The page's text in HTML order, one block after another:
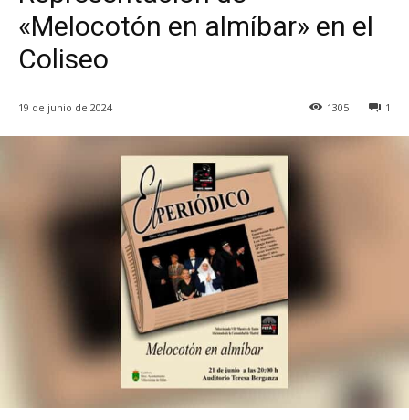
«Melocotón en almíbar» en el
Coliseo
19 de junio de 2024 1
1305